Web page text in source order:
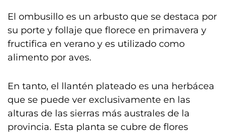
El ombusillo es un arbusto que se destaca por
su porte y follaje que florece en primavera y
fructifica en verano y es utilizado como
alimento por aves.
En tanto, el llantén plateado es una herbácea
que se puede ver exclusivamente en las
alturas de las sierras más australes de la
provincia. Esta planta se cubre de flores